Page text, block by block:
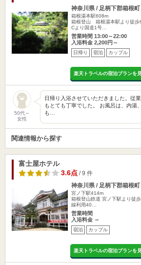
神奈川県 / 足柄下郡箱根
箱根湯本駅608m
箱根登山 箱根湯本駅より徒歩
Cより国道1号…
営業時間 13:00～22:00
入浴料金 2,200円～
日帰り 宿泊 カップル
楽天トラベルの宿泊プランを
50代～
女性
日帰り入浴させていただきました。従
もとても丁寧でした。 お風呂は、内湯
も…
関連情報から探す
富士屋ホテル
3.6点 / 9 件
神奈川県 / 足柄下郡箱根
宮ノ下駅414m
箱根登山鉄道 宮ノ下駅より徒
線利用40…
営業時間
入浴料金 ～
宿泊 カップル
楽天トラベルの宿泊プランを